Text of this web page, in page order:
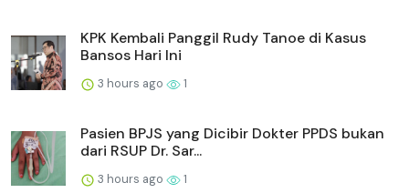
KPK Kembali Panggil Rudy Tanoe di Kasus
Bansos Hari Ini
3 hours ago 1
Pasien BPJS yang Dicibir Dokter PPDS bukan
dari RSUP Dr. Sar...
3 hours ago 1